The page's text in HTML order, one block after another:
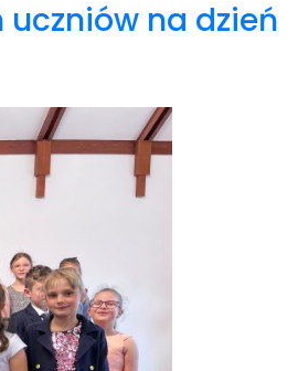
uczniów na dzień